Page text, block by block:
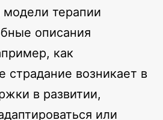
терапии
описания
как
страдание возникает в
в развитии,
или